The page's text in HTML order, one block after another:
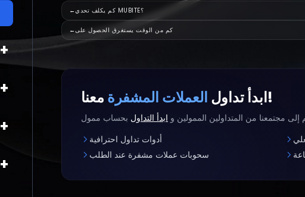
+
+
+
+
← كم يكلف تحدي MUBITE؟
←كم من الوقت يستغرق الحصول على
ابدأ تداول العملات المشفرة معنا!
إلى مجتمعنا من المتداولين الممولين و ابدأ التداول
أدوات تداول احترافية
سحوبات عملات مشفرة عند الطلب